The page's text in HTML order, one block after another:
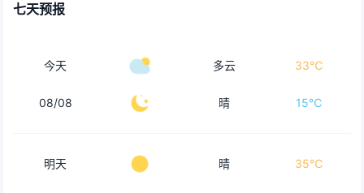
七天预报
今天 多云 33℃
08/08 晴 15℃
明天 晴 35℃